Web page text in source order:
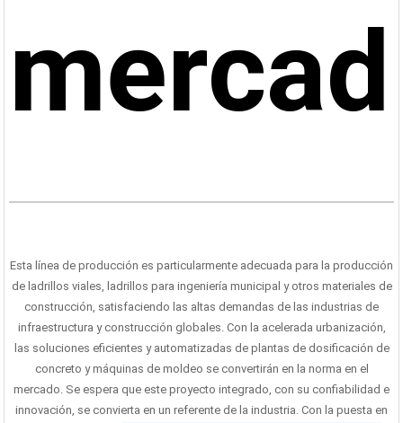
Esta línea de producción es particularmente adecuada para la producción
de ladrillos viales, ladrillos para ingeniería municipal y otros materiales de
construcción, satisfaciendo las altas demandas de las industrias de
infraestructura y construcción globales. Con la acelerada urbanización,
las soluciones eficientes y automatizadas de plantas de dosificación de
concreto y máquinas de moldeo se convertirán en la norma en el
mercado. Se espera que este proyecto integrado, con su confiabilidad e
innovación, se convierta en un referente de la industria. Con la puesta en